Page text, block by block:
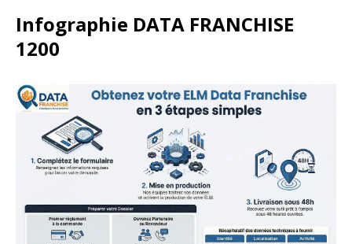
Infographie DATA FRANCHISE
1200